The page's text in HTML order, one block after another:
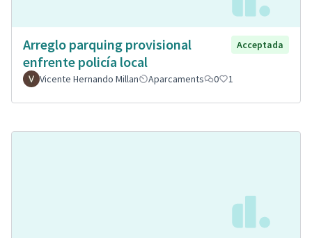
Arreglo parquing provisional
enfrente policía local
Acceptada
Vicente Hernando Millan Aparcaments 0 1